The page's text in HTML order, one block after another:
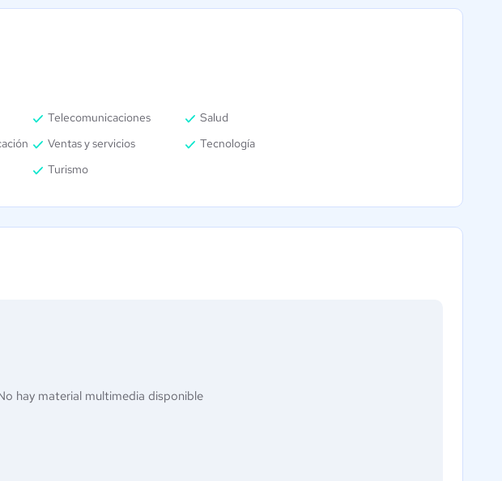
Telecomunicaciones
Salud
Ventas y servicios
Tecnología
Turismo
hay material multimedia disponible